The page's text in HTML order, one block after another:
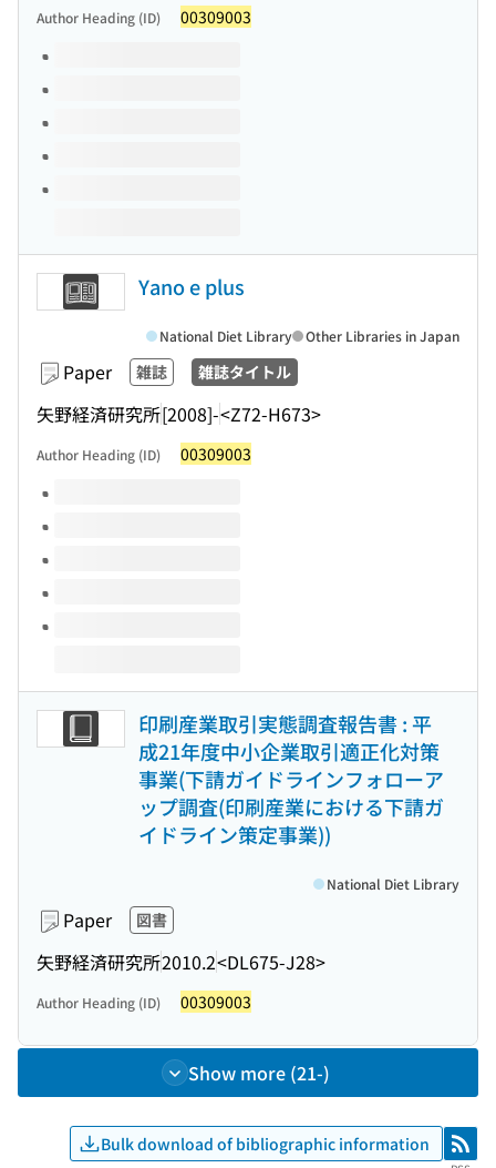
Author Heading (ID) 00309003
Volumes of this title
Yano e plus
Paper 雑誌 雑誌タイトル
矢野経済研究所[2008]-<Z72-H673>
National Diet Library Other Libraries in Japan
Author Heading (ID) 00309003
Volumes of this title
印刷産業取引実態調査報告書 : 平
成21年度中小企業取引適正化対策
事業(下請ガイドラインフォローア
ップ調査(印刷産業における下請ガ
イドライン策定事業))
Paper 図書
矢野経済研究所2010.2<DL675-J28>
National Diet Library
Author Heading (ID) 00309003
Show more (21-)
Bulk download of bibliographic information RSS